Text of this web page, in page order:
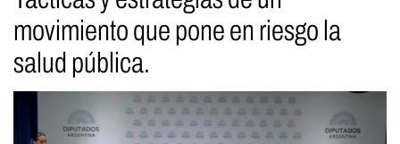
movimiento que pone en riesgo la
salud pública.